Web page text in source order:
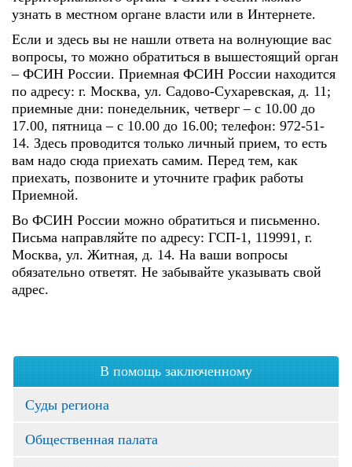
узнать в местном органе власти или в Интернете.
Если и здесь вы не нашли ответа на волнующие вас
вопросы, то можно обратиться в вышестоящий орган
– ФСИН России. Приемная ФСИН России находится
по адресу: г. Москва, ул. Садово-Сухаревская, д. 11;
приемные дни: понедельник, четверг – с 10.00 до
17.00, пятница – с 10.00 до 16.00; телефон: 972-51-
14. Здесь проводится только личный прием, то есть
вам надо сюда приехать самим. Перед тем, как
приехать, позвоните и уточните график работы
Приемной.
Во ФСИН России можно обратиться и письменно.
Письма направляйте по адресу: ГСП-1, 119991, г.
Москва, ул. Житная, д. 14. На ваши вопросы
обязательно ответят. Не забывайте указывать свой
адрес.
В помощь заключенному
Суды региона
Общественная палата